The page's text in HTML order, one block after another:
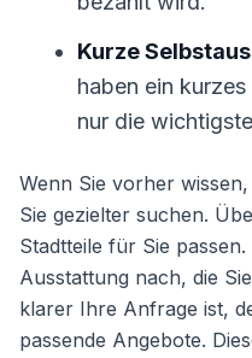
Kurze
haben ein
nur die
Wenn Sie vorher
Sie gezielter suchen.
Stadtteile für Sie
Ausstattung nach, die
klarer Ihre Anfrage ist,
passende Angebote.